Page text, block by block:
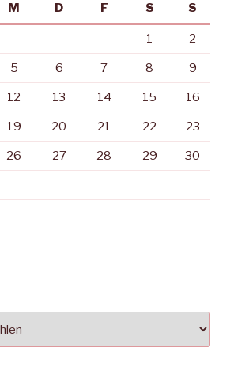
M D F S S
1 2
5 6 7 8 9
12 13 14 15 16
19 20 21 22 23
26 27 28 29 30